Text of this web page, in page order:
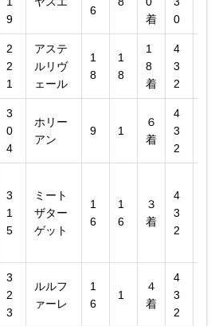
9
6
着
0
2
2
1
アステ
ルリヴ
ェール
1
8
1
8
1
8
着
4
3
2
3
0
4
ホリー
アン
9 1
６
着
4
3
2
3
1
5
ミート
ザター
ゲット
1
6
1
6
３
着
4
3
2
3
2
3
ルルフ
ァーレ
1
6
1
４
着
4
3
2